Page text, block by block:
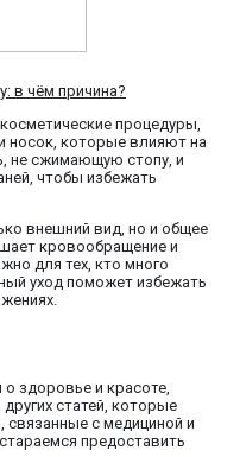
в чём причина?
процедуры,
носок, которые влияют на
не сжимающую стопу, и
чтобы избежать
внешний вид, но и общее
кровообращение и
для тех, кто много
уход поможет избежать
о здоровье и красоте,
статей, которые
с медициной и
предоставить